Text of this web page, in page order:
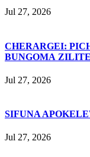
Jul 27, 2026
CHERARGEI:
BUNGOMA
Jul 27, 2026
SIFUNA
Jul 27, 2026